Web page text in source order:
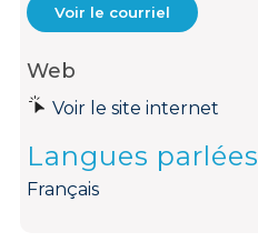
Voir le courriel
Web
Voir le site internet
Langues parlées
Français